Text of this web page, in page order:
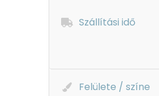
Szállítási idő
Felülete / színe